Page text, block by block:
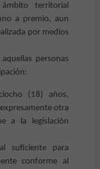
territorial
a premio, aun
por medios
personas
(18) años,
otra
a la legislación
suficiente para
conforme al